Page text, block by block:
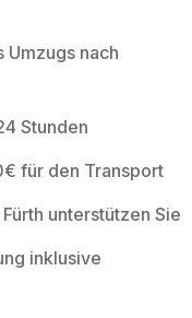
nach
Stunden
für den Transport
unterstützen Sie
inklusive